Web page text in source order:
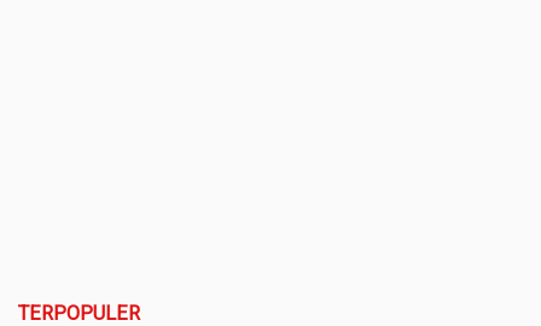
TERPOPULER